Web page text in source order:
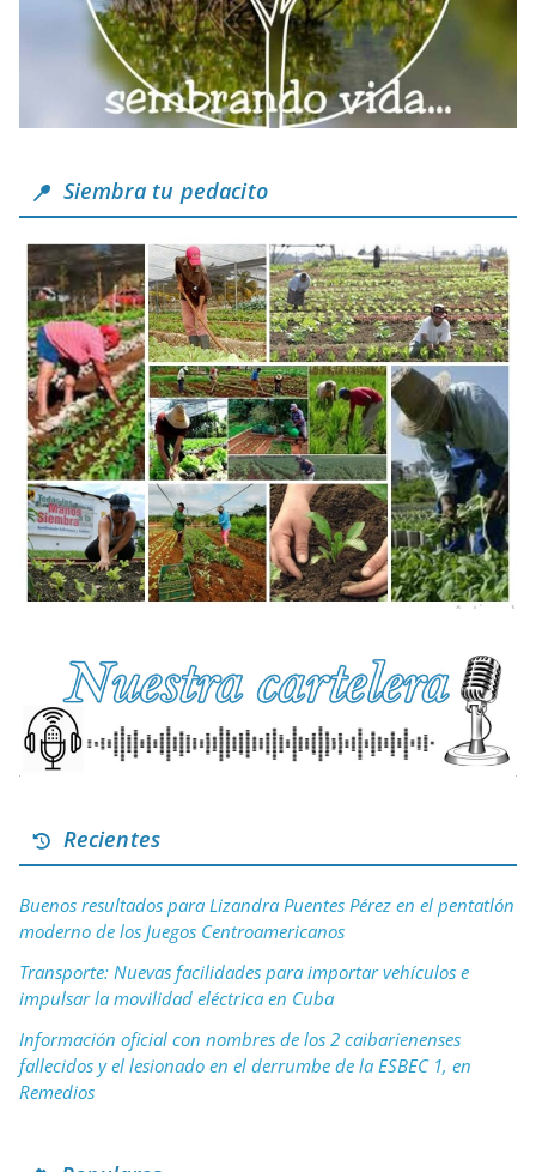
Siembra tu pedacito
Recientes
Buenos resultados para Lizandra Puentes Pérez en el pentatlón
moderno de los Juegos Centroamericanos
Transporte: Nuevas facilidades para importar vehículos e
impulsar la movilidad eléctrica en Cuba
Información oficial con nombres de los 2 caibarienenses
fallecidos y el lesionado en el derrumbe de la ESBEC 1, en
Remedios